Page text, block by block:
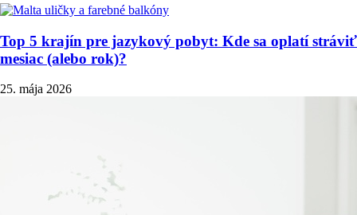
Top 5 krajín pre jazykový pobyt: Kde sa oplatí stráviť
mesiac (alebo rok)?
25. mája 2026